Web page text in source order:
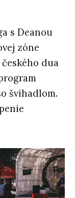
s Deanou
zóne
dua
švihadlom.